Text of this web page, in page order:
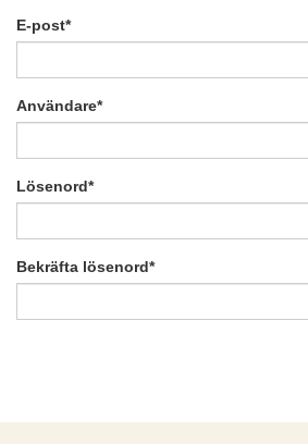
E-post*
Användare*
Lösenord*
Bekräfta lösenord*